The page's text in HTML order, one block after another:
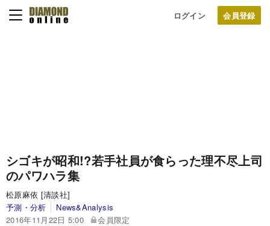
ログイン
シゴキが昭和!?若手社員が食らった理不尽上司
のパワハラ集
松原麻依 [清談社]
予測・分析
News&Analysis
2016年11月22日 5:00
会員限定